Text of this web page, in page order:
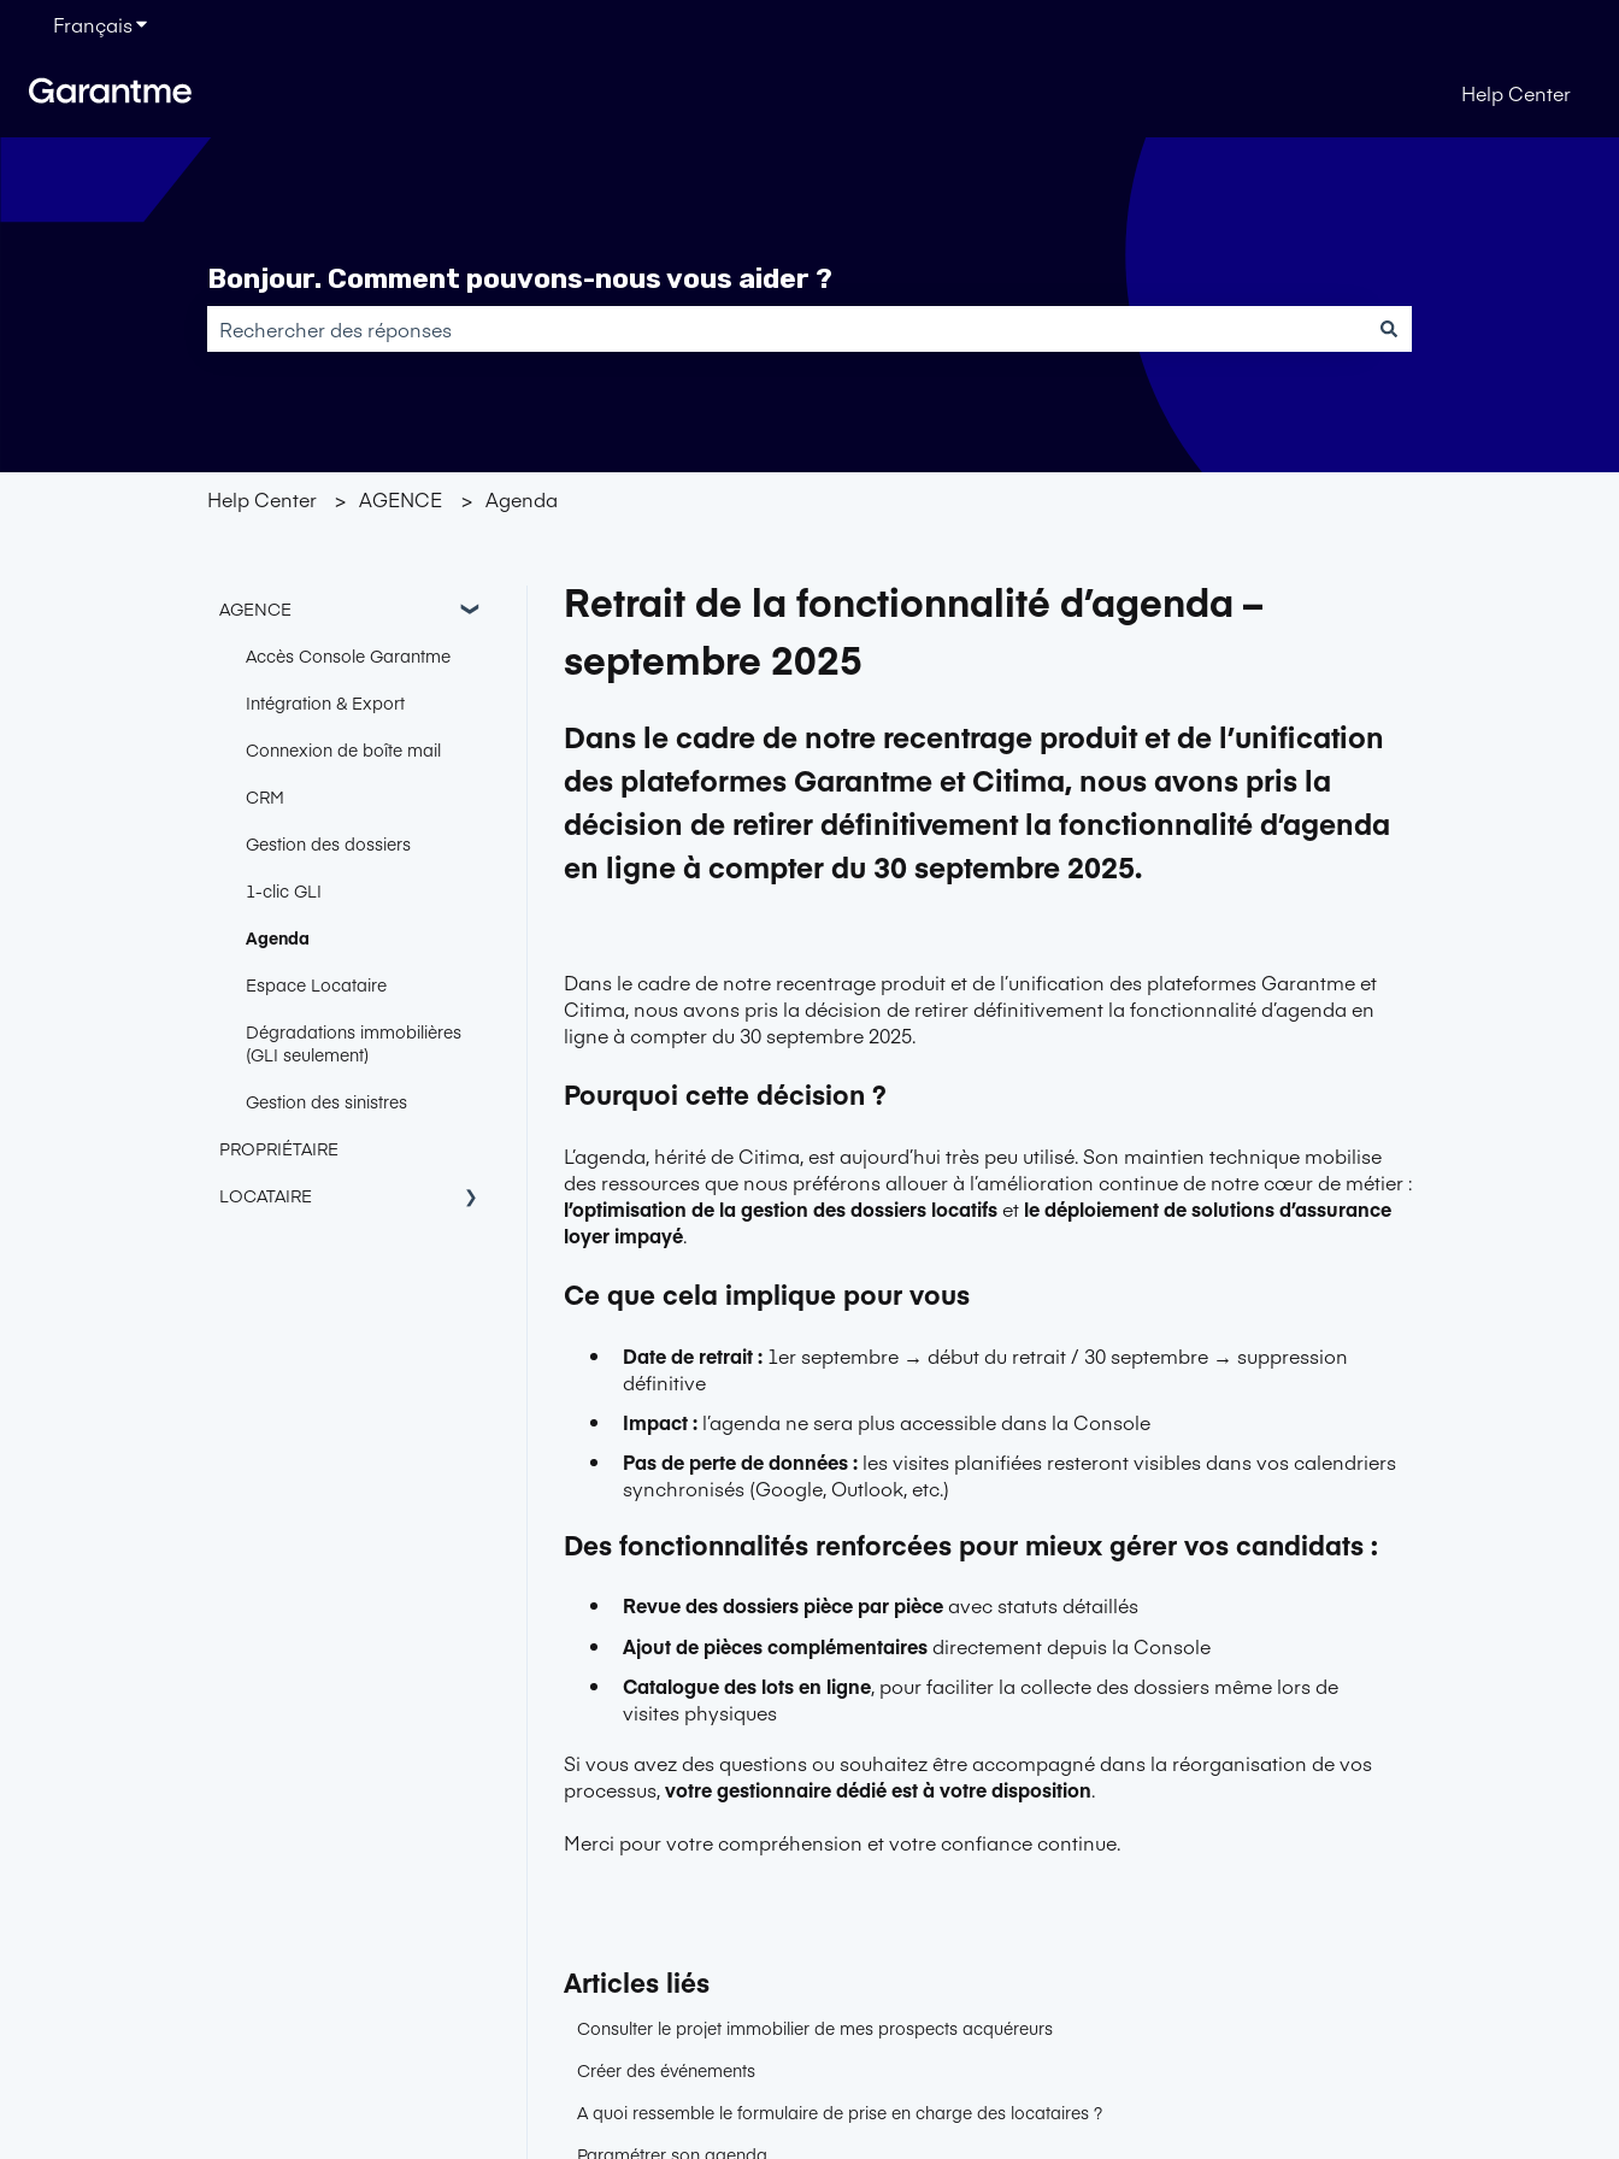
FrançaisAfficher le sous-menu pour les traductions
Help Center
Bonjour. Comment pouvons-nous vous aider ?
Help Center AGENCE Agenda
Retrait de la fonctionnalité d’agenda –
septembre 2025
Dans le cadre de notre recentrage produit et de l’unification
des plateformes Garantme et Citima, nous avons pris la
décision de retirer définitivement la fonctionnalité d’agenda
en ligne à compter du 30 septembre 2025.
Dans le cadre de notre recentrage produit et de l’unification des plateformes Garantme et
Citima, nous avons pris la décision de retirer définitivement la fonctionnalité d’agenda en
ligne à compter du 30 septembre 2025.
Pourquoi cette décision ?
L’agenda, hérité de Citima, est aujourd’hui très peu utilisé. Son maintien technique mobilise
des ressources que nous préférons allouer à l’amélioration continue de notre cœur de métier :
l’optimisation de la gestion des dossiers locatifset le déploiement de solutions d’assurance
loyer impayé.
Ce que cela implique pour vous
Date de retrait :1er septembre → début du retrait / 30 septembre → suppression
définitive
Impact :l’agenda ne sera plus accessible dans la Console
Pas de perte de données :les visites planifiées resteront visibles dans vos calendriers
synchronisés (Google, Outlook, etc.)
Des fonctionnalités renforcées pour mieux gérer vos candidats :
Revue des dossiers pièce par pièceavec statuts détaillés
Ajout de pièces complémentairesdirectement depuis la Console
Catalogue des lots en ligne, pour faciliter la collecte des dossiers même lors de
visites physiques
Si vous avez des questions ou souhaitez être accompagné dans la réorganisation de vos
processus,votre gestionnaire dédié est à votre disposition.
Merci pour votre compréhension et votre confiance continue.
Articles liés
Consulter le projet immobilier de mes prospects acquéreurs
Créer des événements
A quoi ressemble le formulaire de prise en charge des locataires ?
Paramétrer son agenda
AGENCE
Accès Console Garantme
Intégration & Export
Connexion de boîte mail
CRM
Gestion des dossiers
1-clic GLI
Agenda
Espace Locataire
Dégradations immobilières
(GLI seulement)
Gestion des sinistres
PROPRIÉTAIRE
LOCATAIRE